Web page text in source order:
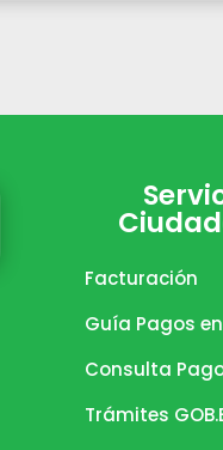
Facturación
Guía Pagos
Consulta
Trámites